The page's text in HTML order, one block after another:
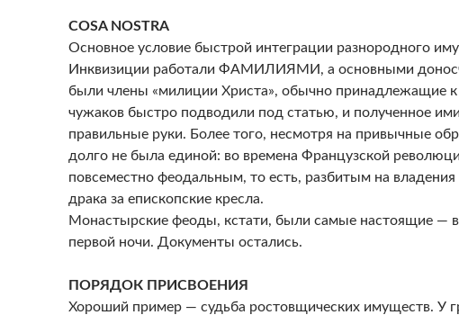
COSA NOSTRA
Основное условие быстрой интеграции разнородного
Инквизиции работали ФАМИЛИЯМИ, а основными
были члены «милиции Христа», обычно принадлежащие к
чужаков быстро подводили под статью, и полученное
правильные руки. Более того, несмотря на привычные
долго не была единой: во времена Французской
повсеместно феодальным, то есть, разбитым на
драка за епископские кресла.
Монастырские феоды, кстати, были самые настоящие —
первой ночи. Документы остались.
ПОРЯДОК ПРИСВОЕНИЯ
Хороший пример — судьба ростовщических имуществ. У